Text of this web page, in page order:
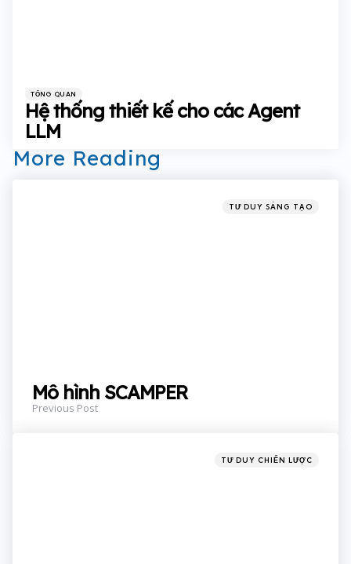
Categories
Posted
in
TỔNG QUAN
Hệ thống thiết kế cho các Agent
LLM
More Reading
Post
Posted
TƯ DUY SÁNG TẠO
Mô hình SCAMPER
Previous Post
Posted
TƯ DUY CHIẾN LƯỢC